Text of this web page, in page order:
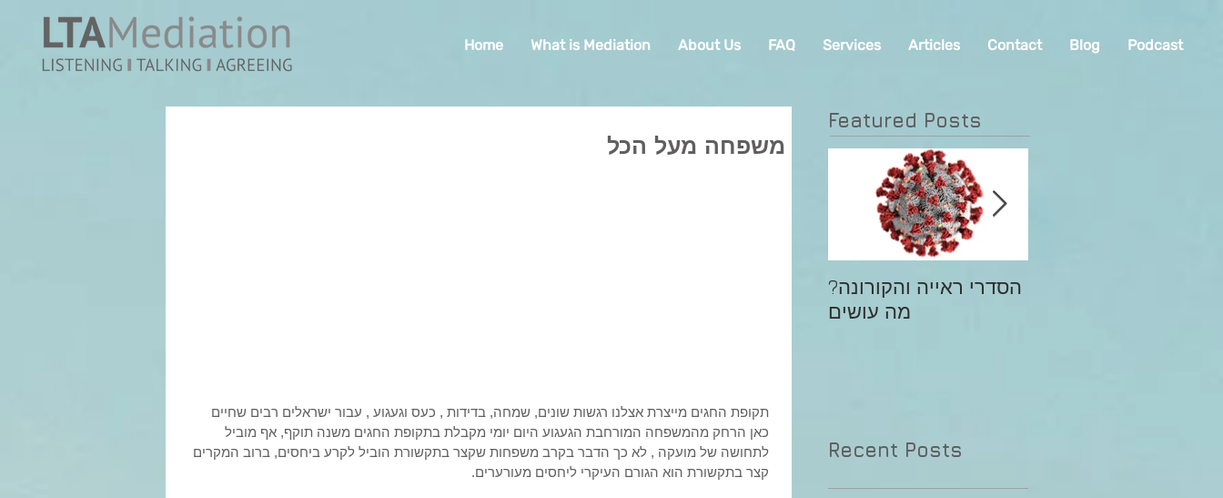
Home What is Mediation About Us FAQ Services Articles Contact Blog Podcast
משפחה מעל הכל
תקופת החגים מייצרת אצלנו רגשות שונים, שמחה, בדידות , כעס וגעגוע , עבור ישראלים רבים שחיים
כאן הרחק מהמשפחה המורחבת הגעגוע היום יומי מקבלת בתקופת החגים משנה תוקף, אף מוביל
לתחושה של מועקה , לא כך הדבר בקרב משפחות שקצר בתקשורת הוביל לקרע ביחסים, ברוב המקרים
קצר בתקשורת הוא הגורם העיקרי ליחסים מעורערים.
Featured Posts
?הסדרי ראייה והקורונה
מה עושים
Recent Posts